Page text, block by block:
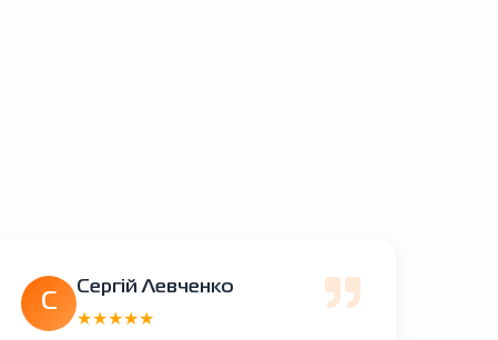
С
Сергій Левченко
★★★★★